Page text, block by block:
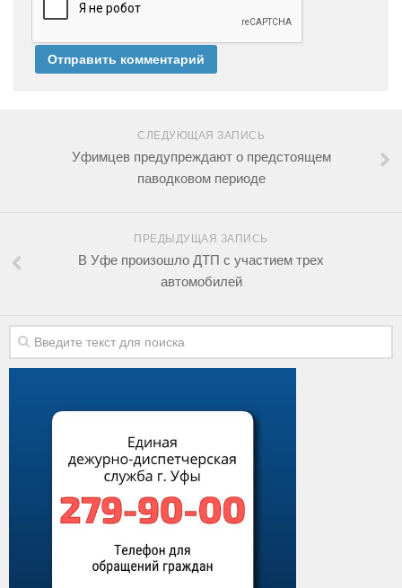
СЛЕДУЮЩАЯ ЗАПИСЬ
Уфимцев предупреждают о предстоящем
паводковом периоде
ПРЕДЫДУЩАЯ ЗАПИСЬ
В Уфе произошло ДТП с участием трех
автомобилей